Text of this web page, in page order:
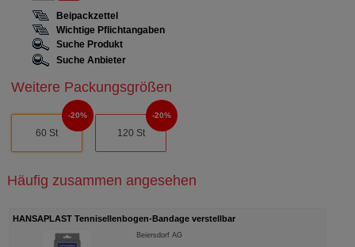
Beipackzettel
Wichtige Pflichtangaben
Suche Produkt
Suche Anbieter
Weitere Packungsgrößen
60 St
20%
120 St
20%
Häufig zusammen angesehen
HANSAPLAST Tennisellenbogen-Bandage verstellbar
Beiersdorf AG